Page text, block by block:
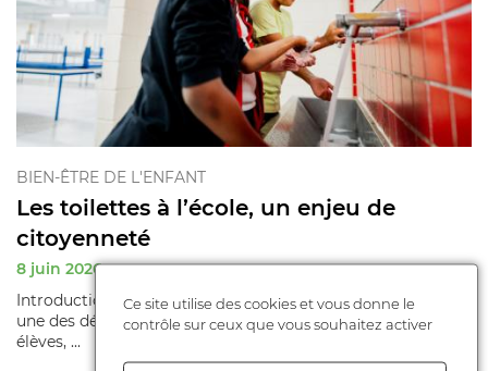
BIEN-ÊTRE DE L'ENFANT
Les toilettes à l’école, un enjeu de
citoyenneté
8 juin 2026
Introduction Le sujet des toilettes à l’école fait rarement la
une des débats éducatifs. Pourtant, il concerne tous les
élèves, ...
Ce site utilise des cookies et vous donne le
contrôle sur ceux que vous souhaitez activer